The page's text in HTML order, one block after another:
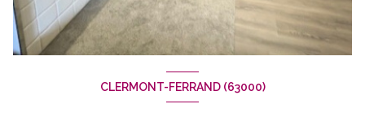
CLERMONT-FERRAND (63000)